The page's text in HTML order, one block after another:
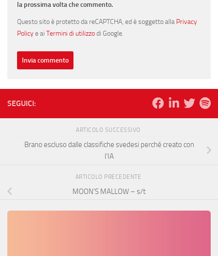
la prossima volta che commento.
Questo sito è protetto da reCAPTCHA, ed è soggetto alla Privacy
Policye ai Termini di utilizzodi Google.
SEGUICI:
ARTICOLO SUCCESSIVO
Brano escluso dalle classifiche svedesi perché creato con
l’IA
ARTICOLO PRECEDENTE
MOON’S MALLOW – s/t